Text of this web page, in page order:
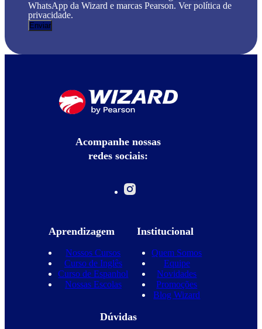
WhatsApp da Wizard e marcas Pearson. Ver política de
privacidade.
Acompanhe nossas
redes sociais:
Aprendizagem
Nossos Cursos
Curso de Inglês
Curso de Espanhol
Nossas Escolas
Institucional
Quem Somos
Equipe
Novidades
Promoções
Blog Wizard
Dúvidas